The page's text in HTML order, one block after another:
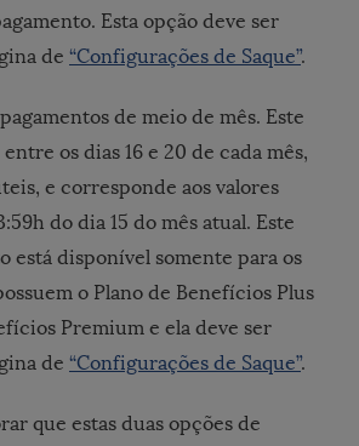
Esta opção deve ser
de “Configurações de Saque”.
de meio de mês. Este
os dias 16 e 20 de cada mês,
e corresponde aos valores
do dia 15 do mês atual. Este
está disponível somente para os
o Plano de Benefícios Plus
Premium e ela deve ser
de “Configurações de Saque”.
que estas duas opções de